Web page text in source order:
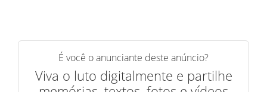
É você o anunciante deste anúncio?
Viva o luto digitalmente e partilhe